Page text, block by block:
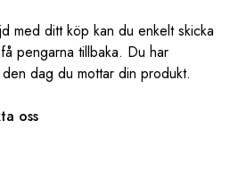
med ditt köp kan du enkelt skicka
pengarna tillbaka. Du har
dag du mottar din produkt.
oss